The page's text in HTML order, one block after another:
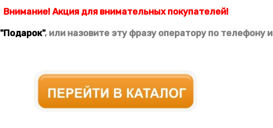
Внимание! Акция для внимательных покупателей!
"Подарок", или назовите эту фразу оператору по телефону и